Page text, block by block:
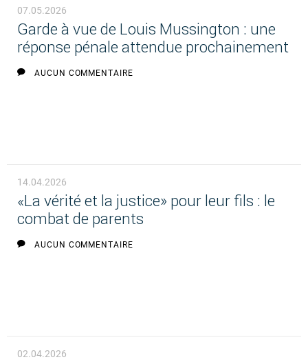
07.05.2026
Garde à vue de Louis Mussington : une
réponse pénale attendue prochainement
AUCUN COMMENTAIRE
14.04.2026
«La vérité et la justice» pour leur fils : le
combat de parents
AUCUN COMMENTAIRE
02.04.2026